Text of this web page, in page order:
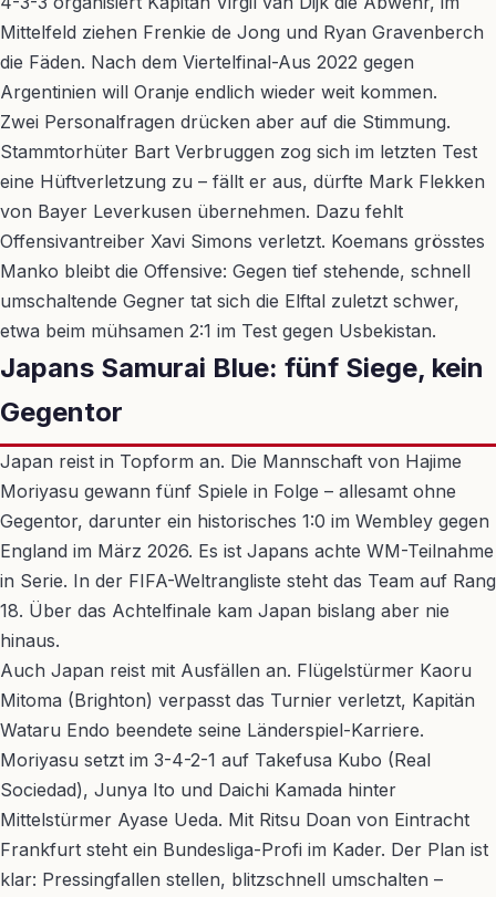
Mittelfeld ziehen Frenkie de Jong und Ryan Gravenberch
die Fäden. Nach dem Viertelfinal-Aus 2022 gegen
Argentinien will Oranje endlich wieder weit kommen.
Zwei Personalfragen drücken aber auf die Stimmung.
Stammtorhüter Bart Verbruggen zog sich im letzten Test
eine Hüftverletzung zu – fällt er aus, dürfte Mark Flekken
von Bayer Leverkusen übernehmen. Dazu fehlt
Offensivantreiber Xavi Simons verletzt. Koemans grösstes
Manko bleibt die Offensive: Gegen tief stehende, schnell
umschaltende Gegner tat sich die Elftal zuletzt schwer,
etwa beim mühsamen 2:1 im Test gegen Usbekistan.
Japans Samurai Blue: fünf Siege, kein
Gegentor
Japan reist in Topform an. Die Mannschaft von Hajime
Moriyasu gewann fünf Spiele in Folge – allesamt ohne
Gegentor, darunter ein historisches 1:0 im Wembley gegen
England im März 2026. Es ist Japans achte WM-Teilnahme
in Serie. In der FIFA-Weltrangliste steht das Team auf Rang
18. Über das Achtelfinale kam Japan bislang aber nie
hinaus.
Auch Japan reist mit Ausfällen an. Flügelstürmer Kaoru
Mitoma (Brighton) verpasst das Turnier verletzt, Kapitän
Wataru Endo beendete seine Länderspiel-Karriere.
Moriyasu setzt im 3-4-2-1 auf Takefusa Kubo (Real
Sociedad), Junya Ito und Daichi Kamada hinter
Mittelstürmer Ayase Ueda. Mit Ritsu Doan von Eintracht
Frankfurt steht ein Bundesliga-Profi im Kader. Der Plan ist
klar: Pressingfallen stellen, blitzschnell umschalten –